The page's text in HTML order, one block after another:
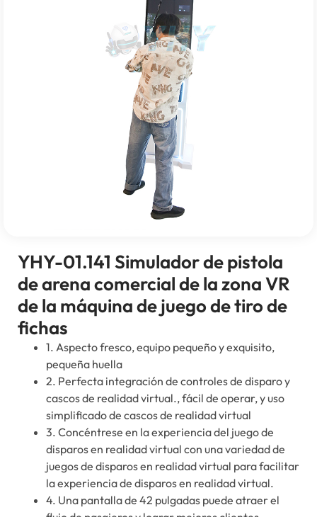
YHY-01.141 Simulador de pistola
de arena comercial de la zona VR
de la máquina de juego de tiro de
fichas
1. Aspecto fresco, equipo pequeño y exquisito,
pequeña huella
2. Perfecta integración de controles de disparo y
cascos de realidad virtual., fácil de operar, y uso
simplificado de cascos de realidad virtual
3. Concéntrese en la experiencia del juego de
disparos en realidad virtual con una variedad de
juegos de disparos en realidad virtual para facilitar
la experiencia de disparos en realidad virtual.
4. Una pantalla de 42 pulgadas puede atraer el